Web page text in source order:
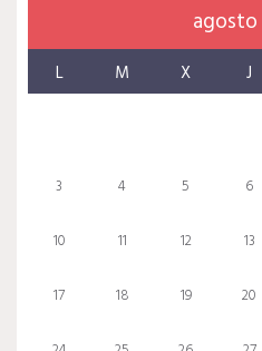
L M X J
3 4 5 6
10 11 12 13
17 18 19 20